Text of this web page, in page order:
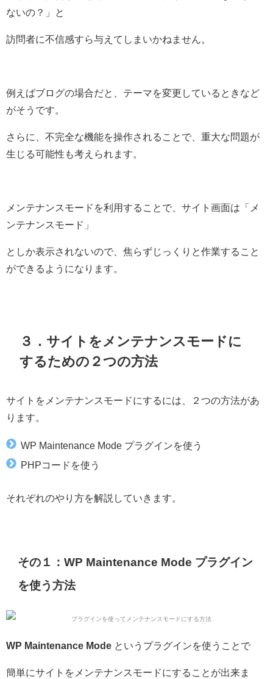
ないの？」と
訪問者に不信感すら与えてしまいかねません。
例えばブログの場合だと、テーマを変更しているときなど
がそうです。
さらに、不完全な機能を操作されることで、重大な問題が
生じる可能性も考えられます。
メンテナンスモードを利用することで、サイト画面は「メ
ンテナンスモード」
としか表示されないので、焦らずじっくりと作業すること
ができるようになります。
３．サイトをメンテナンスモードに
するための２つの方法
サイトをメンテナンスモードにするには、２つの方法があ
ります。
WP Maintenance Mode プラグインを使う
PHPコードを使う
それぞれのやり方を解説していきます。
その１：WP Maintenance Mode プラグイン
を使う方法
WP Maintenance Mode というプラグインを使うことで
簡単にサイトをメンテナンスモードにすることが出来ま